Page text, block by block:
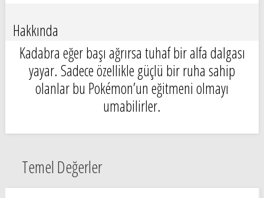
Hakkında
Kadabra eğer başı ağrırsa tuhaf bir alfa dalgası
yayar. Sadece özellikle güçlü bir ruha sahip
olanlar bu Pokémon’un eğitmeni olmayı
umabilirler.
Temel Değerler